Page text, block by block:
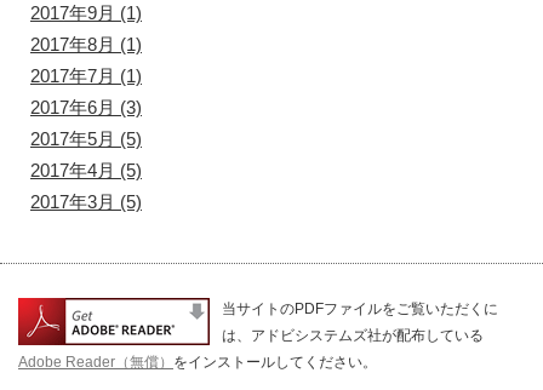
2017年9月 (1)
2017年8月 (1)
2017年7月 (1)
2017年6月 (3)
2017年5月 (5)
2017年4月 (5)
2017年3月 (5)
当サイトのPDFファイルをご覧いただくに
は、アドビシステムズ社が配布している
Adobe Reader（無償） をインストールしてください。